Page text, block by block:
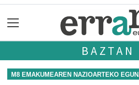
BAZTAN
M8 EMAKUMEAREN NAZIOARTEKO